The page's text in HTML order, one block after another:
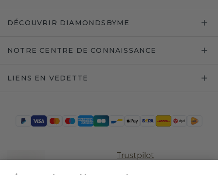
DÉCOUVRIR DIAMONDSBYME
NOTRE CENTRE DE CONNAISSANCE
LIENS EN VEDETTE
Trustpilot